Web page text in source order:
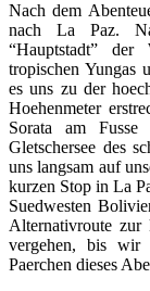
Nach dem
nach La Paz.
“Hauptstadt”
tropischen Yungas
es uns zu der
Hoehenmeter
Sorata am Fusse
Gletschersee des
uns langsam auf
kurzen Stop in La
Suedwesten
Alternativroute zur
vergehen, bis wir
Paerchen dieses